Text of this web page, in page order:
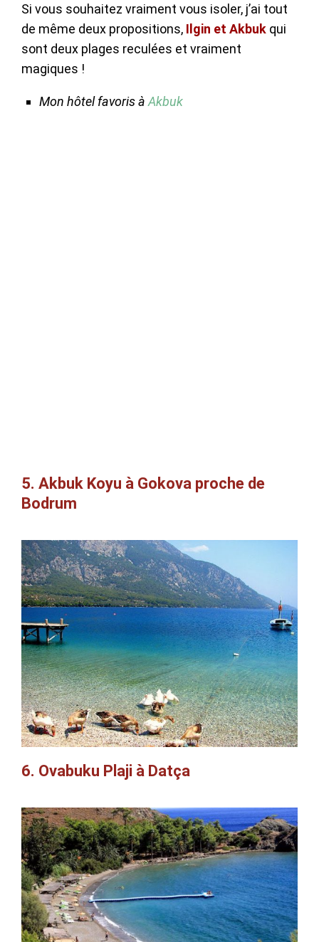
Si vous souhaitez vraiment vous isoler, j’ai tout
de même deux propositions, Ilgin et Akbuk qui
sont deux plages reculées et vraiment
magiques !
Mon hôtel favoris à Akbuk
5. Akbuk Koyu à Gokova proche de
Bodrum
6. Ovabuku Plaji à Datça